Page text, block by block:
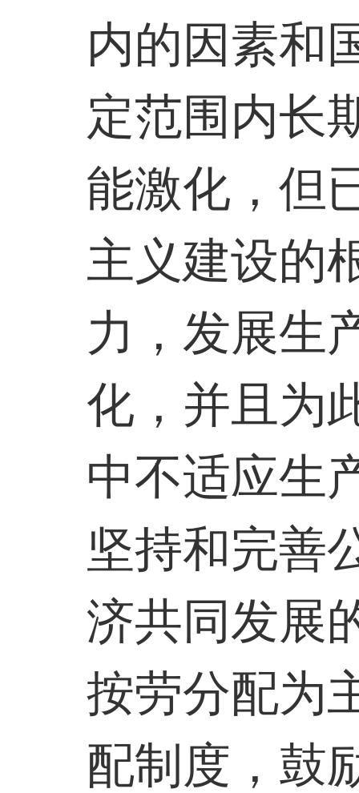
内的因素和
定范围内长
能激化，但
主义建设的
力，发展生
化，并且为
中不适应生
坚持和完善
济共同发展
按劳分配为
配制度，鼓